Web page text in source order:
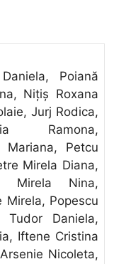
Poiană
Niţiş Roxana
Jurj Rodica,
Ramona,
Mariana, Petcu
Mirela Diana,
Mirela Nina,
Mirela, Popescu
Tudor Daniela,
Iftene Cristina
Nicoleta,